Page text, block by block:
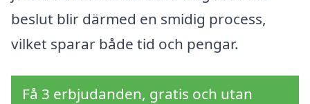
beslut blir därmed en smidig process,
vilket sparar både tid och pengar.
Få 3 erbjudanden, gratis och utan